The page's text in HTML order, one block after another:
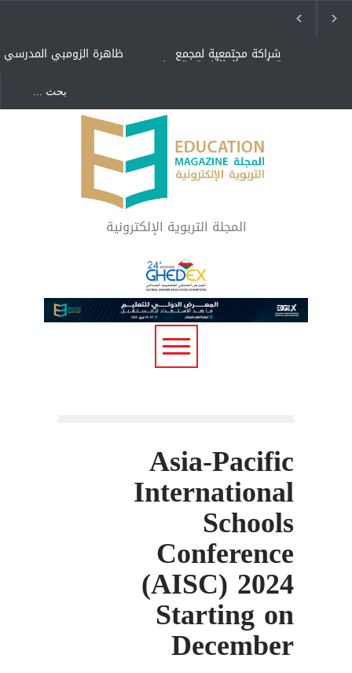
ظاهرة الزومبي المدرسي شراكة مجتمعية لمجمع
تعليمي بالطائف تستهدف
"كنت أنضرب ومافيني إلا
العافية" هل هذا مبرر
لاستمرار أسلوب التربية
المتوارث؟
لماذا تعد برامج توعية الأطفال
بخصوصية الجسد وقاية لا
فضول؟
المجلة التربوية الإلكترونية
Asia-Pacific
International
Schools
Conference
(AISC) 2024
Starting on
December